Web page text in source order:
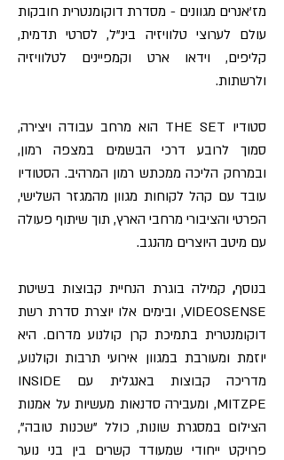
מז'אנרים מגוונים - מסדרת דוקומנטרית חובקות
עולם לערוצי טלוויזיה בינ"ל, לסרטי תדמית,
קליפים, וידאו ארט וקמפיינים לטלוויזיה
ולרשתות.
סטודיו THE SET הוא מרחב עבודה ויצירה,
סמוך לרובע דרכי הבשמים במצפה רמון,
ובמרחק הליכה ממכתש רמון המרהיב. הסטודיו
עובד עם קהל לקוחות מגוון מהמגזר השלישי,
הפרטי והציבורי מרחבי הארץ, תוך שיתוף פעולה
עם מיטב היוצרים מהנגב.
בנוסף, קמילה בוגרת הנחיית קבוצות בשיטת
VIDEOSENSE, ובימים אלו יוצרת סדרת רשת
דוקומנטרית בתמיכת קרן קולנוע מדרום. היא
יוזמת ומעורבת במגוון אירועי תרבות וקולנוע,
מדריכה קבוצות באנגלית עם INSIDE
MITZPE, ומעבירה סדנאות מעשיות על אמנות
הצילום במסגרת שונות, כולל "שכנות טובה",
פרויקט ייחודי שמעודד קשרים בין בני נוער